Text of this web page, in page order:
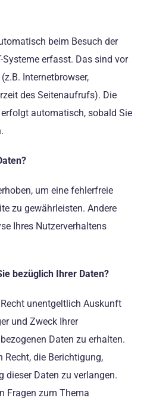
beim Besuch der
Systeme erfasst. Das sind vor
Internetbrowser,
des Seitenaufrufs). Die
automatisch, sobald Sie
um eine fehlerfreie
zu gewährleisten. Andere
Ihres Nutzerverhaltens
bezüglich Ihrer Daten?
unentgeltlich Auskunft
und Zweck Ihrer
Daten zu erhalten.
Recht, die Berichtigung,
dieser Daten zu verlangen.
Fragen zum Thema